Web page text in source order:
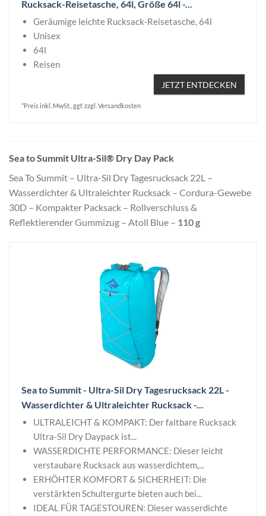
Rucksack-Reisetasche, 64l, Größe 64l -...
Geräumige leichte Rucksack-Reisetasche, 64l
Unisex
64l
Reisen
JETZT ENTDECKEN
*Preis inkl. MwSt., ggf. zzgl. Versandkosten
Sea to Summit Ultra-Sil® Dry Day Pack
Sea To Summit – Ultra-Sil Dry Tagesrucksack 22L –
Wasserdichter & Ultraleichter Rucksack – Cordura-Gewebe
30D – Kompakter Packsack – Rollverschluss &
Reflektierender Gummizug – Atoll Blue – 110 g
Sea to Summit - Ultra-Sil Dry Tagesrucksack 22L -
Wasserdichter & Ultraleichter Rucksack -...
ULTRALEICHT & KOMPAKT: Der faltbare Rucksack
Ultra-Sil Dry Daypack ist...
WASSERDICHTE PERFORMANCE: Dieser leicht
verstaubare Rucksack aus wasserdichtem,...
ERHÖHTER KOMFORT & SICHERHEIT: Die
verstärkten Schultergurte bieten auch bei...
IDEAL FÜR TAGESTOUREN: Dieser wasserdichte